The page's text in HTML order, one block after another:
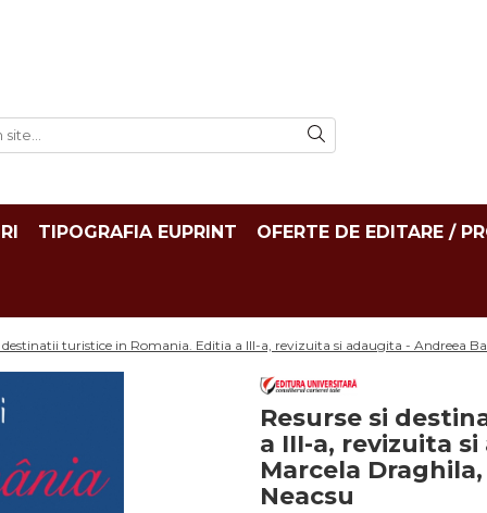
TIPOGRAFIA EUPRINT OFERTE DE EDITARE /
destinatii turistice in Romania. Editia a III-a, revizuita si adaugita - Andreea
Resurse si
a III-a, revizuita
Marcela
Neacsu